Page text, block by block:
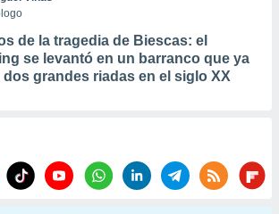
de la tragedia de Biescas: el
se levantó en un barranco que ya
grandes riadas en el siglo XX